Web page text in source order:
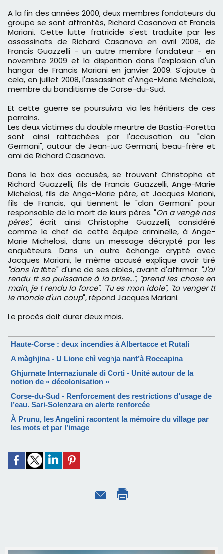
A la fin des années 2000, deux membres fondateurs du
groupe se sont affrontés, Richard Casanova et Francis
Mariani. Cette lutte fratricide s'est traduite par les
assassinats de Richard Casanova en avril 2008, de
Francis Guazzelli - un autre membre fondateur - en
novembre 2009 et la disparition dans l'explosion d'un
hangar de Francis Mariani en janvier 2009. S'ajoute à
cela, en juillet 2008, l'assassinat d'Ange-Marie Michelosi,
membre du banditisme de Corse-du-Sud.
Et cette guerre se poursuivra via les héritiers de ces
parrains.
Les deux victimes du double meurtre de Bastia-Poretta
sont ainsi rattachées par l'accusation au "clan
Germani", autour de Jean-Luc Germani, beau-frère et
ami de Richard Casanova.
Dans le box des accusés, se trouvent Christophe et
Richard Guazzelli, fils de Francis Guazzelli, Ange-Marie
Michelosi, fils de Ange-Marie père, et Jacques Mariani,
fils de Francis, qui tiennent le "clan Germani" pour
responsable de la mort de leurs pères. "On a vengé nos
pères", écrit ainsi Christophe Guazzelli, considéré
comme le chef de cette équipe criminelle, à Ange-
Marie Michelosi, dans un message décrypté par les
enquêteurs. Dans un autre échange crypté avec
Jacques Mariani, le même accusé explique avoir tiré
"dans la tête" d'une de ses cibles, avant d'affirmer: "J'ai
rendu tt sa puissance à la brise...", "prend les chose en
main, je t rendu la force". "Tu es mon idole", "ta venger tt
le monde d'un coup", répond Jacques Mariani.
Le procès doit durer deux mois.
Haute-Corse : deux incendies à Albertacce et Rutali
A màghjina - U Lione chì veghja nant’à Roccapina
Ghjurnate Internaziunale di Corti - Unité autour de la
notion de « décolonisation »
Corse-du-Sud - Renforcement des restrictions d’usage de
l’eau. Sari-Solenzara en alerte renforcée
À Prunu, les Angelini racontent la mémoire du village par
les mots et par l’image